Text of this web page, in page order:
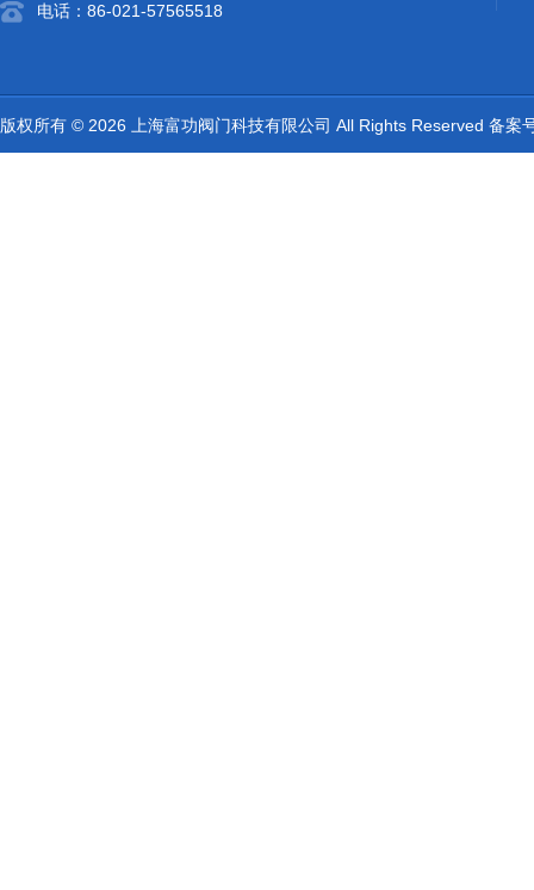
电话：86-021-57565518
版权所有 © 2026 上海富功阀门科技有限公司 All Rights Reserved 备案